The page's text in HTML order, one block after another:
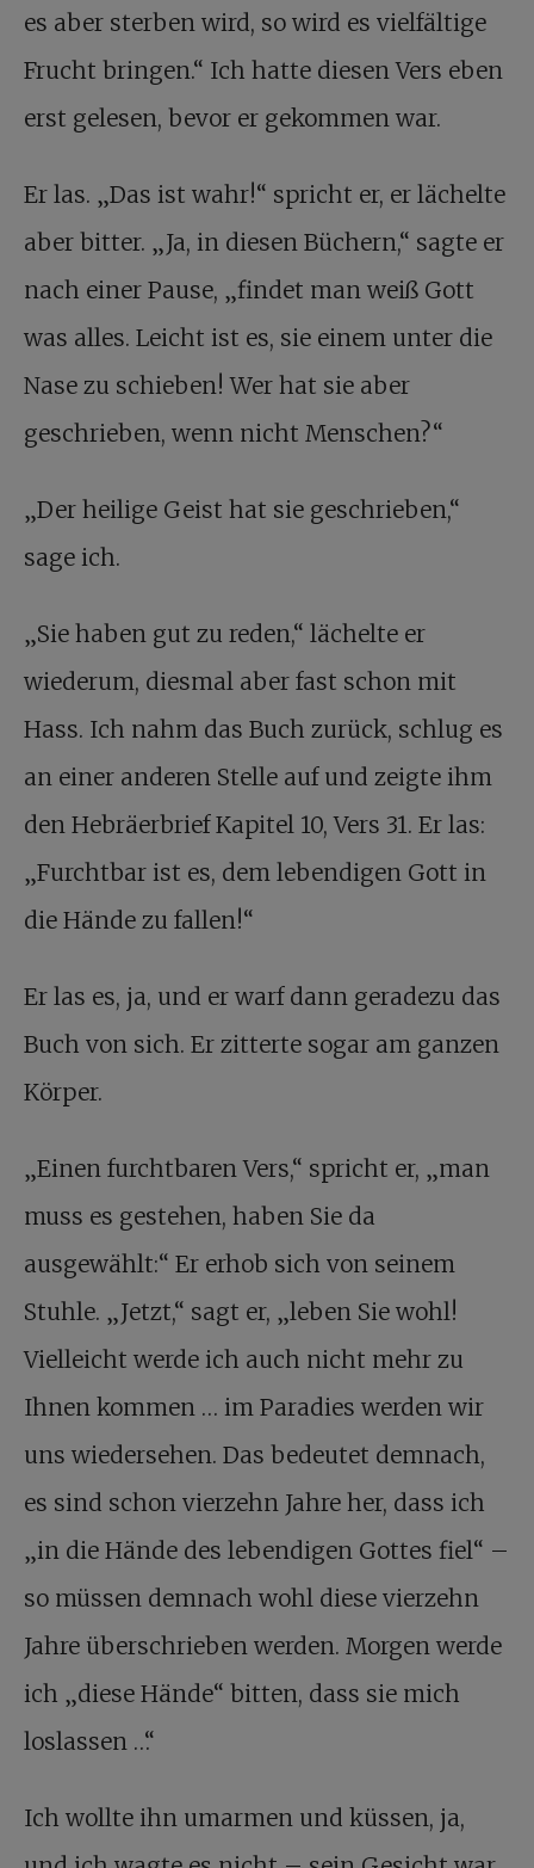
es aber sterben wird, so wird es vielfältige
Frucht bringen.“ Ich hatte diesen Vers eben
erst gelesen, bevor er gekommen war.
Er las. „Das ist wahr!“ spricht er, er lächelte
aber bitter. „Ja, in diesen Büchern,“ sagte er
nach einer Pause, „findet man weiß Gott
was alles. Leicht ist es, sie einem unter die
Nase zu schieben! Wer hat sie aber
geschrieben, wenn nicht Menschen?“
„Der heilige Geist hat sie geschrieben,“
sage ich.
„Sie haben gut zu reden,“ lächelte er
wiederum, diesmal aber fast schon mit
Hass. Ich nahm das Buch zurück, schlug es
an einer anderen Stelle auf und zeigte ihm
den Hebräerbrief Kapitel 10, Vers 31. Er las:
„Furchtbar ist es, dem lebendigen Gott in
die Hände zu fallen!“
Er las es, ja, und er warf dann geradezu das
Buch von sich. Er zitterte sogar am ganzen
Körper.
„Einen furchtbaren Vers,“ spricht er, „man
muss es gestehen, haben Sie da
ausgewählt:“ Er erhob sich von seinem
Stuhle. „Jetzt,“ sagt er, „leben Sie wohl!
Vielleicht werde ich auch nicht mehr zu
Ihnen kommen … im Paradies werden wir
uns wiedersehen. Das bedeutet demnach,
es sind schon vierzehn Jahre her, dass ich
„in die Hände des lebendigen Gottes fiel“ –
so müssen demnach wohl diese vierzehn
Jahre überschrieben werden. Morgen werde
ich „diese Hände“ bitten, dass sie mich
loslassen …“
Ich wollte ihn umarmen und küssen, ja,